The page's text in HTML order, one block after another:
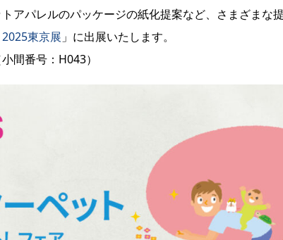
アパレルのパッケージの紙化提案など、さまざまな
東京展 」に出展いたします。
間番号：H043）